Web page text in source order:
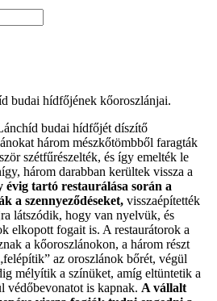
budai hídfőjének kőoroszlánjai.
budai hídfőjét díszítő
három mészkőtömbből faragták
szétfűrészelték, és így emelték le
három darabban kerültek vissza a
évig tartó restaurálása során a
a szennyeződéseket, visszaépítették
látszódik, hogy van nyelvük, és
elkopott fogait is. A restaurátorok a
a kőoroszlánokon, a három részt
az oroszlánok bőrét, végül
mélyítik a színüket, amíg eltüntetik a
védőbevonatot is kapnak. A vállalt